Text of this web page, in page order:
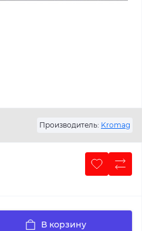
Производитель: Kromag
В корзину